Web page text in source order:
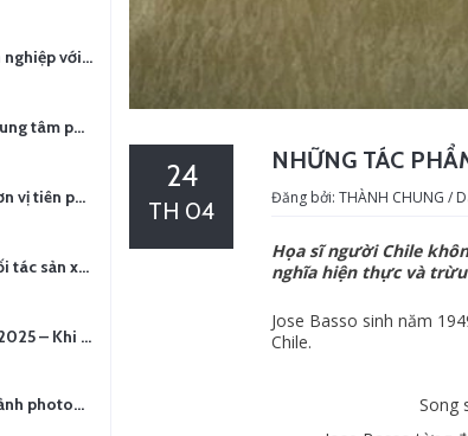
NHỮNG TÁC
24
TH 04 Đăng bởi: THÀNH CHUNG /
Họa sĩ người Chile
nghĩa hiện thực và
Jose Basso sinh năm
Chile.
Song
Làm MV chuyên nghiệp với chi phí tối ưu: nên chọn quay thực tế hay video AI?
YCN MEDIA – Trung tâm phụ kiện quay chụp tại Hà Nội
YCN MEDIA – Đơn vị tiên phong sản xuất hình ảnh & âm thanh bằng AI tại Hà Nội
YCN MEDIA – Đối tác sản xuất hình ảnh chuyên nghiệp cho doanh nghiệp tại Hà Nội
Year End Party 2025 – Khi Khoảnh Khắc Trở Thành Dấu Ấn | Gói Ưu Đãi Tháng 12 Từ YCN Media
Xu hướng chụp ảnh photobooth tại các sự kiện hiện nay